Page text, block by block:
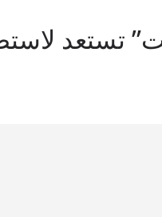
تستعد